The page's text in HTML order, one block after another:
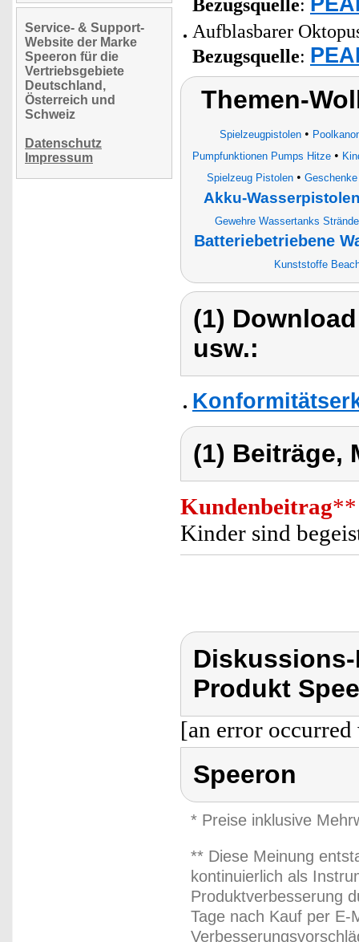
Service- & Support-
Website der Marke
Speeron für die
Vertriebsgebiete
Deutschland,
Österreich und
Schweiz
Datenschutz
Impressum
Bezugsquelle:
Aufblasbarer
Bezugsquelle:
Themen-
Spielzeugpistolen •
Pumpfunktionen Pumps Hitze•
Spielzeug Pistolen•
Akku-
Gewehre Wassertanks
Batteriebetriebene
Kunststoffe
(1)
usw.:
(1) Beiträge,
Kundenbeitrag**
Kinder sind
Produkt
[an error
Speeron
* Preise inklusive
** Diese Meinung
kontinuierlich als
Produktverbesserung
Tage nach Kauf per E-